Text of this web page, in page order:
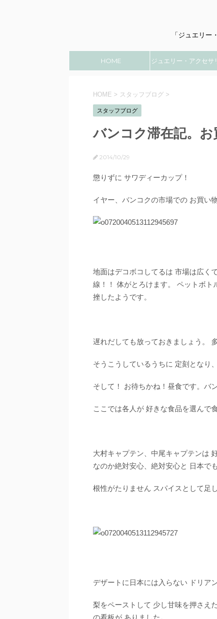
「ジュエリ
HOME ジュエリー・アクセサ
HOME > スタッフブログ >
スタッフブログ
バンコク滞在記。お
2014/10/29
懲りずに サワディーカップ！
イヤー、バンコクの市場での お買い
地面はデコボコしてるは 市場は広く
線！！ 体がとろけます。 ペットボ
挫したようです。
遅れだしても放っておきましょう。
そうこうしているうちに 定刻となり
そして！ お待ちかね！昼食です。バ
ここでは各人が 好きな食品を選んで
大村キャプテン、中尾キャプテンは
なのか絶対安心、絶対安心と 日本で
根性がたりません スパイスとして足
デザートに日本には入らない ドリア
梨をペーストして 少し甘味を押さえ
の看板が ありました。